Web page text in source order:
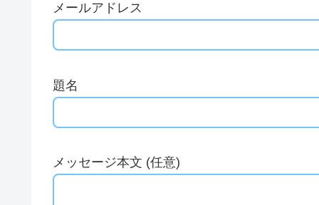
メールアドレス
題名
メッセージ本文 (任意)